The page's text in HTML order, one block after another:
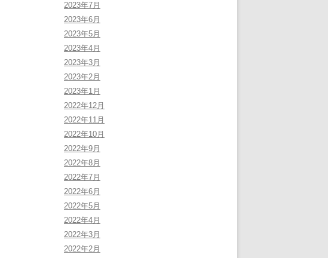
2023年7月
2023年6月
2023年5月
2023年4月
2023年3月
2023年2月
2023年1月
2022年12月
2022年11月
2022年10月
2022年9月
2022年8月
2022年7月
2022年6月
2022年5月
2022年4月
2022年3月
2022年2月